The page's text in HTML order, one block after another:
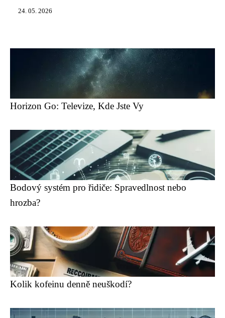
24. 05. 2026
Horizon Go: Televize, Kde Jste Vy
Bodový systém pro řidiče: Spravedlnost nebo
hrozba?
Kolik kofeinu denně neuškodí?